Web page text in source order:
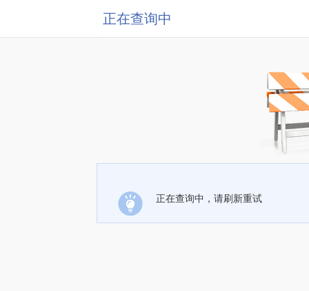
正在查询中
正在查询中，请刷新重试